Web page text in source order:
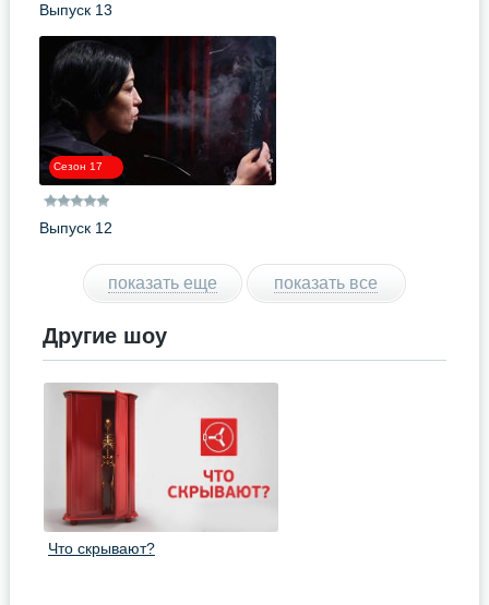
Выпуск 13
Сезон 17
Выпуск 12
показать еще показать все
Другие шоу
Что скрывают?